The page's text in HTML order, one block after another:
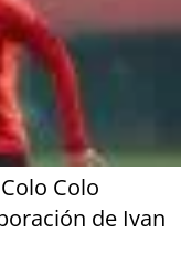
Colo
de Ivan